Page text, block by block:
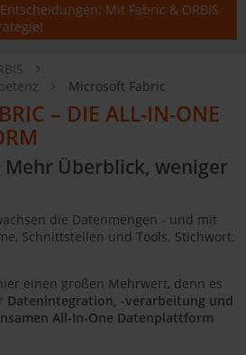
Mit Fabric & ORBIS
Microsoft Fabric
– DIE ALL-IN-ONE
Überblick, weniger
die Datenmengen - und mit
Schnittstellen und Tools. Stichwort:
einen großen Mehrwert, denn es
Datenintegration, -verarbeitung und
All-In-One Datenplattform